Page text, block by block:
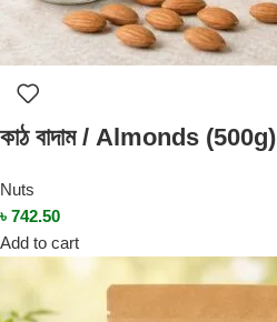
কাঠ বাদাম / Almonds (500g)
Nuts
৳ 742.50
Add to cart